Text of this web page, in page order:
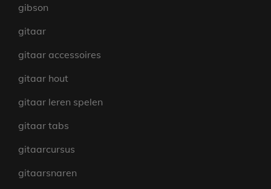
gibson
gitaar
gitaar accessoires
gitaar hout
gitaar leren spelen
gitaar tabs
gitaarcursus
gitaarsnaren